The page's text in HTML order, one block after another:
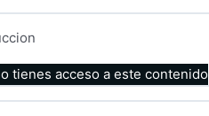
tienes acceso a este contenido